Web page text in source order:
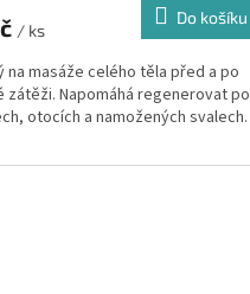
/ ks
Do košíku
na masáže celého těla před a po
zátěži. Napomáhá regenerovat po
otocích a namožených svalech.